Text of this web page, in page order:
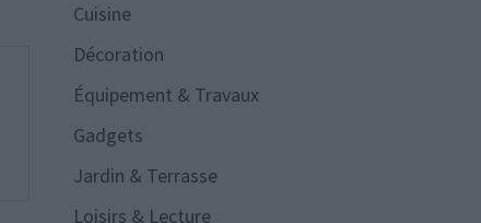
Cuisine
Décoration
Équipement & Travaux
Gadgets
Jardin & Terrasse
Loisirs & Lecture